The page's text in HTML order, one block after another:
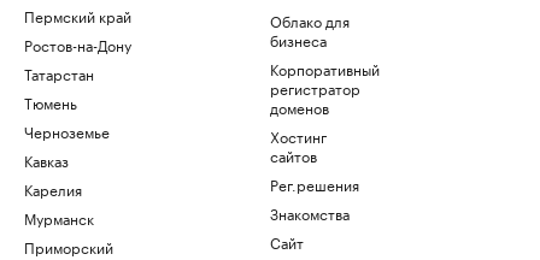
Пермский край
Ростов-на-Дону
Татарстан
Тюмень
Черноземье
Кавказ
Карелия
Мурманск
Приморский
Облако для
бизнеса
Корпоративный
регистратор
доменов
Хостинг
сайтов
Рег.решения
Знакомства
Сайт